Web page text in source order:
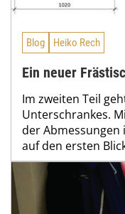
Blog Heiko Rech
Ein neuer
Im zweiten Teil
Unterschrankes.
der Abmessungen
auf den ersten